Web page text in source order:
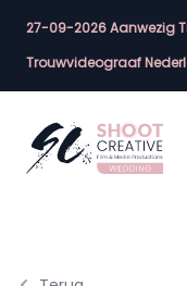
27-09-2026 Aanwezig
Trouwvideograaf